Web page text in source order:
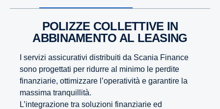
POLIZZE COLLETTIVE IN
ABBINAMENTO AL LEASING
I servizi assicurativi distribuiti da Scania Finance
sono progettati per ridurre al minimo le perdite
finanziarie, ottimizzare l’operatività e garantire la
massima tranquillità.
L’integrazione tra soluzioni finanziarie ed